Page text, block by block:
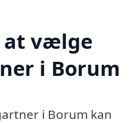
at vælge
i Borum
i Borum kan